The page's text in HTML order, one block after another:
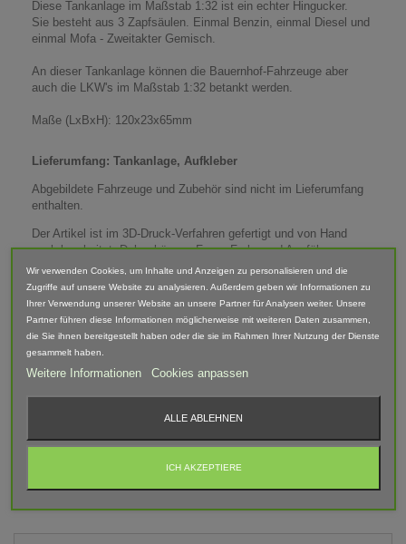
Diese Tankanlage im Maßstab 1:32 ist ein echter Hingucker.
Sie besteht aus 3 Zapfsäulen. Einmal Benzin, einmal Diesel und
einmal Mofa - Zweitakter Gemisch.
An dieser Tankanlage können die Bauernhof-Fahrzeuge aber
auch die LKW's im Maßstab 1:32 betankt werden.
Maße (LxBxH): 120x23x65mm
Lieferumfang: Tankanlage, Aufkleber
Abgebildete Fahrzeuge und Zubehör sind nicht im Lieferumfang
enthalten.
Der Artikel ist im 3D-Druck-Verfahren gefertigt und von Hand
nach bearbeitet. Daher können Form, Farbe und Ausführung
abweichen.
Warnhinweis
Achtung! Modellbauartikel nicht für Kinder unter 14 Jahren
spitzer Kleinteile.
BEWERTUNGEN
Wir verwenden Cookies, um Inhalte und Anzeigen zu personalisieren und die
Zugriffe auf unsere Website zu analysieren. Außerdem geben wir Informationen zu
Ihrer Verwendung unserer Website an unsere Partner für Analysen weiter. Unsere
Partner führen diese Informationen möglicherweise mit weiteren Daten zusammen,
die Sie ihnen bereitgestellt haben oder die sie im Rahmen Ihrer Nutzung der Dienste
gesammelt haben.
Weitere Informationen Cookies anpassen
ALLE ABLEHNEN
ICH AKZEPTIERE